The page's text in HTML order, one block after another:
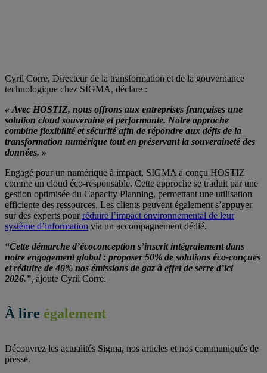
Cyril Corre, Directeur de la transformation et de la gouvernance
technologique chez SIGMA, déclare :
« Avec HOSTIZ, nous offrons aux entreprises françaises une
solution cloud souveraine et performante. Notre approche
combine flexibilité et sécurité afin de répondre aux défis de la
transformation numérique tout en préservant la souveraineté des
données. »
Engagé pour un numérique à impact, SIGMA a conçu HOSTIZ
comme un cloud éco-responsable. Cette approche se traduit par une
gestion optimisée du Capacity Planning, permettant une utilisation
efficiente des ressources. Les clients peuvent également s’appuyer
sur des experts pourréduire l’impact environnemental de leur
système d’information via un accompagnement dédié.
“Cette démarche d’écoconception s’inscrit intégralement dans
notre engagement global : proposer 50% de solutions éco-conçues
et réduire de 40% nos émissions de gaz à effet de serre d’ici
2026.” ajoute Cyril Corre.
À lire également
Découvrez les actualités Sigma, nos articles et nos communiqués de
presse.